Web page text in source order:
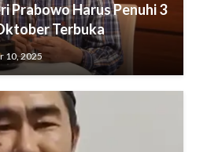
Prabowo Harus Penuhi 3
Terbuka
10, 2025